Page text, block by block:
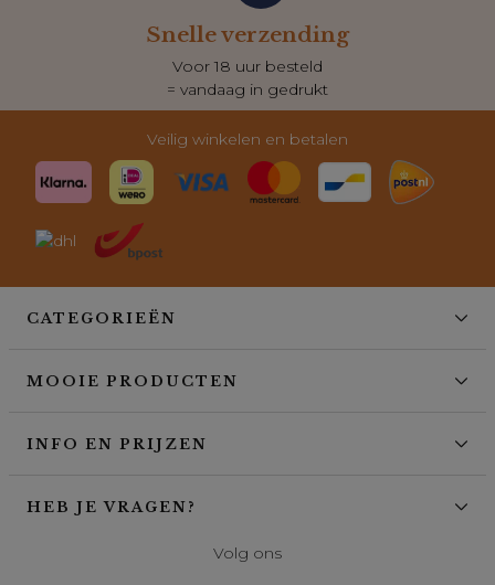
Snelle verzending
Voor 18 uur besteld
= vandaag in gedrukt
Veilig winkelen en betalen
CATEGORIEËN
MOOIE PRODUCTEN
INFO EN PRIJZEN
HEB JE VRAGEN?
Volg ons